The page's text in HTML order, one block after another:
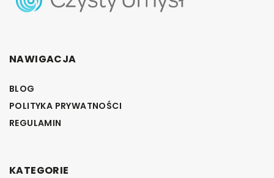
NAWIGACJA
BLOG
POLITYKA PRYWATNOŚCI
REGULAMIN
KATEGORIE